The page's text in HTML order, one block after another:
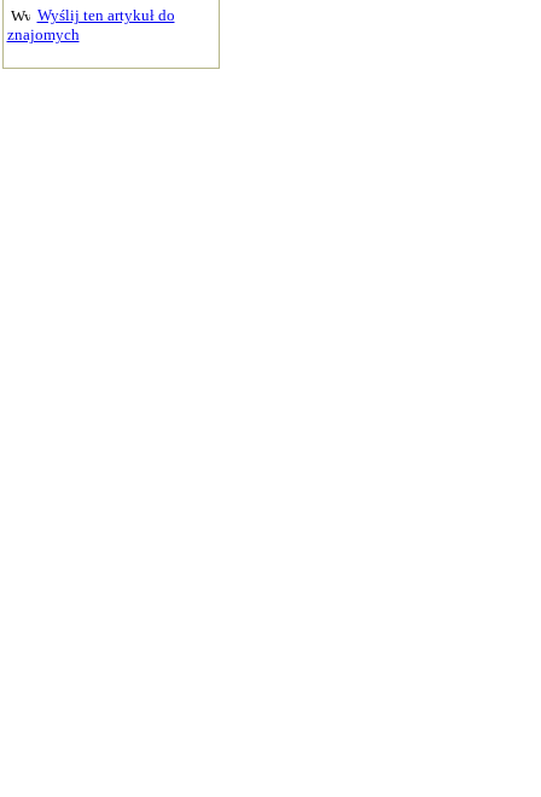
Wyślij ten artykuł do
znajomych